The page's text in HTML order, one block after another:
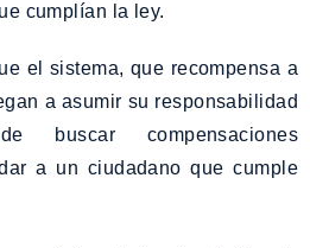
cumplían la ley.
el sistema, que recompensa a
a asumir su responsabilidad
buscar compensaciones
a un ciudadano que cumple